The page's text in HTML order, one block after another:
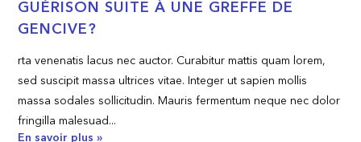
GUÉRISON SUITE À UNE GREFFE DE
GENCIVE?
rta venenatis lacus nec auctor. Curabitur mattis quam lorem,
sed suscipit massa ultrices vitae. Integer ut sapien mollis
massa sodales sollicitudin. Mauris fermentum neque nec dolor
fringilla malesuad...
En savoir plus »